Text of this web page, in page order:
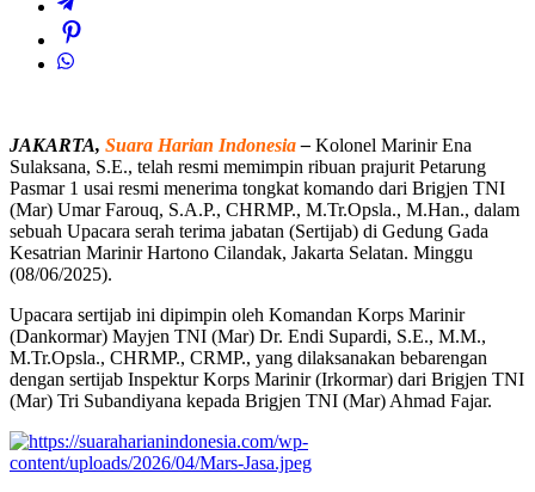
JAKARTA, Suara Harian Indonesia– Kolonel Marinir Ena
Sulaksana, S.E., telah resmi memimpin ribuan prajurit Petarung
Pasmar 1 usai resmi menerima tongkat komando dari Brigjen TNI
(Mar) Umar Farouq, S.A.P., CHRMP., M.Tr.Opsla., M.Han., dalam
sebuah Upacara serah terima jabatan (Sertijab) di Gedung Gada
Kesatrian Marinir Hartono Cilandak, Jakarta Selatan. Minggu
(08/06/2025).
Upacara sertijab ini dipimpin oleh Komandan Korps Marinir
(Dankormar) Mayjen TNI (Mar) Dr. Endi Supardi, S.E., M.M.,
M.Tr.Opsla., CHRMP., CRMP., yang dilaksanakan bebarengan
dengan sertijab Inspektur Korps Marinir (Irkormar) dari Brigjen TNI
(Mar) Tri Subandiyana kepada Brigjen TNI (Mar) Ahmad Fajar.